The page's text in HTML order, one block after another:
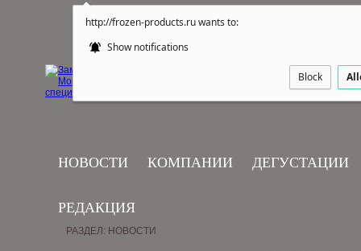
http://frozen-products.ru wants to:
Show notifications
Block
НОВОСТИ КОМПАНИИ ДЕГУСТАЦИИ
РЕДАКЦИЯ
РАЗДЕЛ: НОВОСТИ